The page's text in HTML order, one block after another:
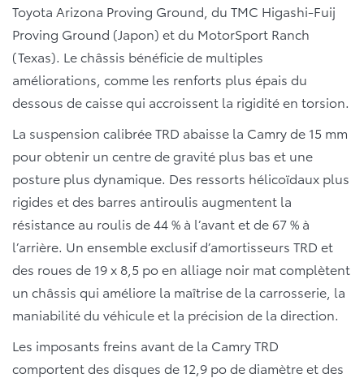
Toyota Arizona Proving Ground, du TMC Higashi-Fuij
Proving Ground (Japon) et du MotorSport Ranch
(Texas). Le châssis bénéficie de multiples
améliorations, comme les renforts plus épais du
dessous de caisse qui accroissent la rigidité en torsion.
La suspension calibrée TRD abaisse la Camry de 15 mm
pour obtenir un centre de gravité plus bas et une
posture plus dynamique. Des ressorts hélicoïdaux plus
rigides et des barres antiroulis augmentent la
résistance au roulis de 44 % à l’avant et de 67 % à
l’arrière. Un ensemble exclusif d’amortisseurs TRD et
des roues de 19 x 8,5 po en alliage noir mat complètent
un châssis qui améliore la maîtrise de la carrosserie, la
maniabilité du véhicule et la précision de la direction.
Les imposants freins avant de la Camry TRD
comportent des disques de 12,9 po de diamètre et des